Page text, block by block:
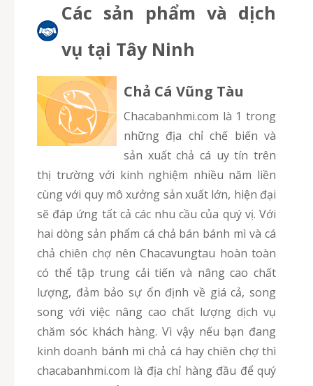
Các sản phẩm và dịch
vụ tại Tây Ninh
Chả Cá Vũng Tàu
chacabanhmi.com là 1 trong
những địa chỉ chế biến và
sản xuất chả cá uy tín trên
thị trường với kinh nghiệm nhiều năm liền
cùng với quy mô xưởng sản xuất lớn, hiện đại
sẽ đáp ứng tất cả các nhu cầu của quý vị. Với
hai dòng sản phẩm cá chả bán bánh mì và cá
chả chiên chợ nên Chacavungtau hoàn toàn
có thể tập trung cải tiến và nâng cao chất
lượng, đảm bảo sự ổn định về giá cả, song
song với việc nâng cao chất lượng dịch vụ
chăm sóc khách hàng. Vì vậy nếu bạn đang
kinh doanh bánh mì chả cá hay chiên chợ thì
chacabanhmi.com là địa chỉ hàng đầu để quý